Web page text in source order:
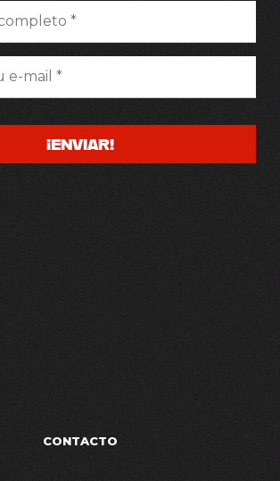
CONTACTO